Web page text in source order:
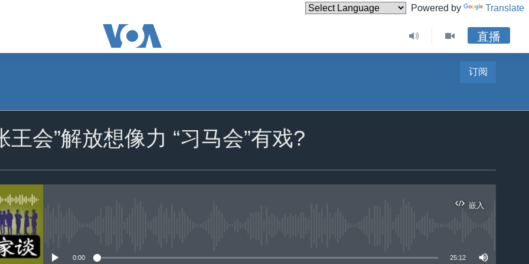
Powered by Translate
直播
订阅
苹果播客
Spotify
王会”解放想像力 “习马会”有戏?
嵌入
0:00 25:12